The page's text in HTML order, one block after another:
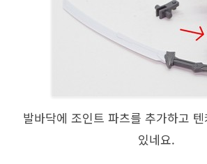
발바닥에 조인트 파츠를 추가하고
있네요.